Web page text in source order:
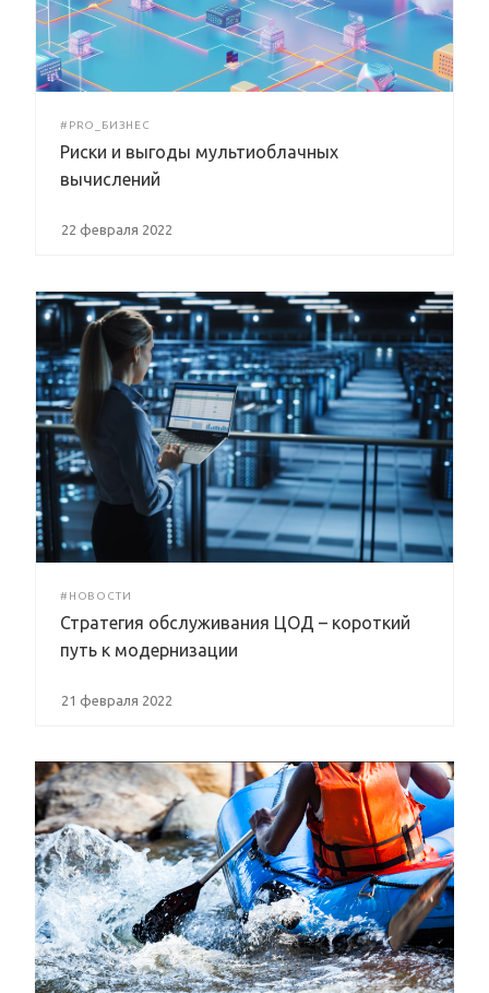
#PRO_БИЗНЕС
Риски и выгоды мультиоблачных
вычислений
22 февраля 2022
#НОВОСТИ
Стратегия обслуживания ЦОД – короткий
путь к модернизации
21 февраля 2022